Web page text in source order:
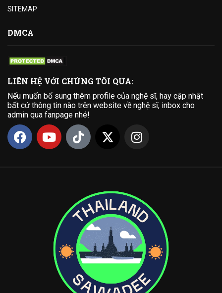
SITEMAP
DMCA
LIÊN HỆ VỚI CHÚNG TÔI QUA:
Nếu muốn bổ sung thêm profile của nghệ sĩ, hay cập nhật
bất cứ thông tin nào trên website về nghệ sĩ, inbox cho
admin qua fanpage nhé!